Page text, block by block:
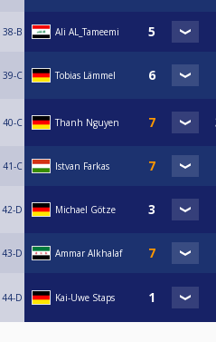
38-B Ali AL_Tameemi
39-C Tobias Lämmel
40-C Thanh Nguyen
41-C Istvan Farkas
42-D Michael Götze
43-D Ammar Alkhalaf
44-D Kai-Uwe Staps